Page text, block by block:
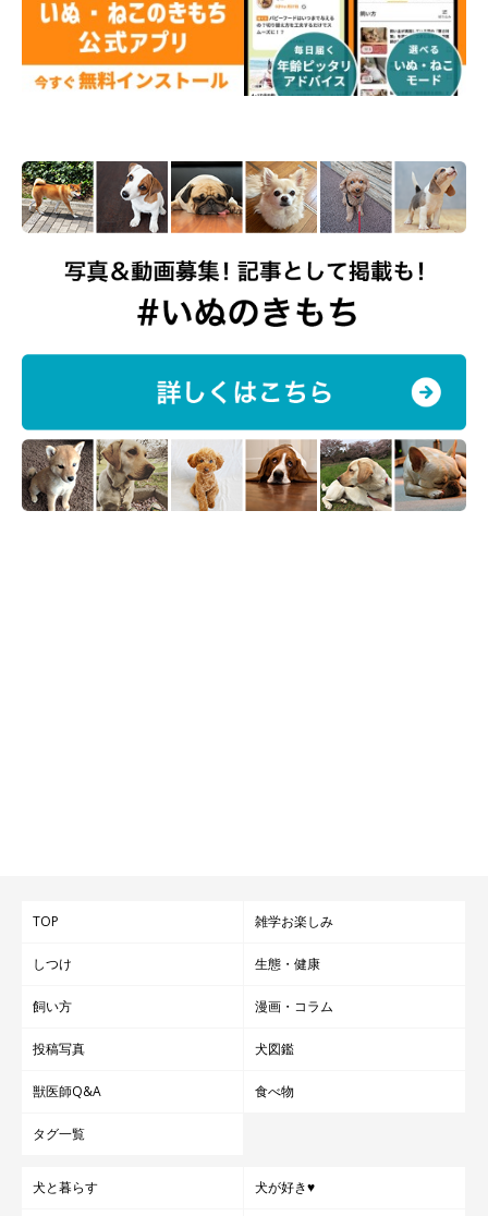
TOP 雑学お楽しみ
しつけ 生態・健康
飼い方 漫画・コラム
投稿写真 犬図鑑
獣医師Q&A 食べ物
タグ一覧
犬と暮らす 犬が好き♥